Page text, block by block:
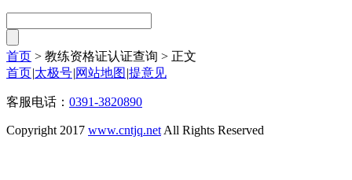
首页 > 教练资格证认证查询 > 正文
首页|太极号|网站地图 |提意见
客服电话： 0391-3820890
Copyright 2017 www.cntjq.net All Rights Reserved